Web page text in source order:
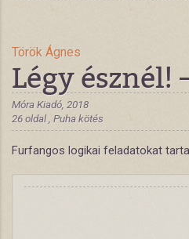
Török Ágnes
Légy
Móra Kiadó, 2018
26 oldal , Puha kötés
Furfangos logikai feladatokat